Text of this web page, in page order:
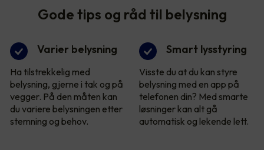
Gode tips og råd til belysning
Varier belysning
Ha tilstrekkelig med
belysning, gjerne i tak og på
vegger. På den måten kan
du variere belysningen etter
stemning og behov.
Smart lysstyring
Visste du at du kan styre
belysning med en app på
telefonen din? Med smarte
løsninger kan alt gå
automatisk og lekende lett.